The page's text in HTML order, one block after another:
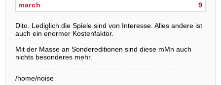
9
march
Dito. Lediglich die Spiele sind von Interesse. Alles andere ist
auch ein enormer Kostenfaktor.
Mit der Masse an Sondereditionen sind diese mMn auch
nichts besonderes mehr.
/home/noise